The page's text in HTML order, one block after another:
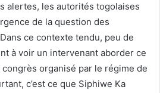
alertes, les autorités togolaises
de la question des
ce contexte tendu, peu de
à voir un intervenant aborder ce
congrès organisé par le régime de
c’est ce que Siphiwe Ka